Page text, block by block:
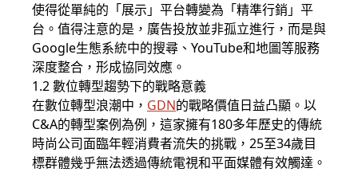
使得從單純的「展示」平台轉變為「精準行銷」平
台。值得注意的是，廣告投放並非孤立進行，而是與
Google生態系統中的搜尋、YouTube和地圖等服務
深度整合，形成協同效應。
1.2 數位轉型趨勢下的戰略意義
在數位轉型浪潮中， GDN的戰略價值日益凸顯。以
C&A的轉型案例為例，這家擁有180多年歷史的傳統
時尚公司面臨年輕消費者流失的挑戰，25至34歲目
標群體幾乎無法透過傳統電視和平面媒體有效觸達。